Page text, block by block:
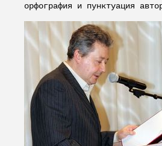
орфография и пунктуация